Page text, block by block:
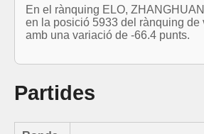
En el rànquing ELO,
en la posició 5933 del rànquing de
amb una variació de -66.4 punts.
Partides